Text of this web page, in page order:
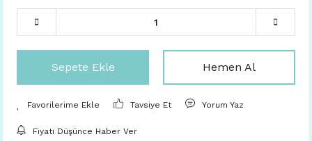
Sepete Ekle Hemen Al
Tavsiye Et Yorum Yaz
Fiyatı Düşünce Haber Ver